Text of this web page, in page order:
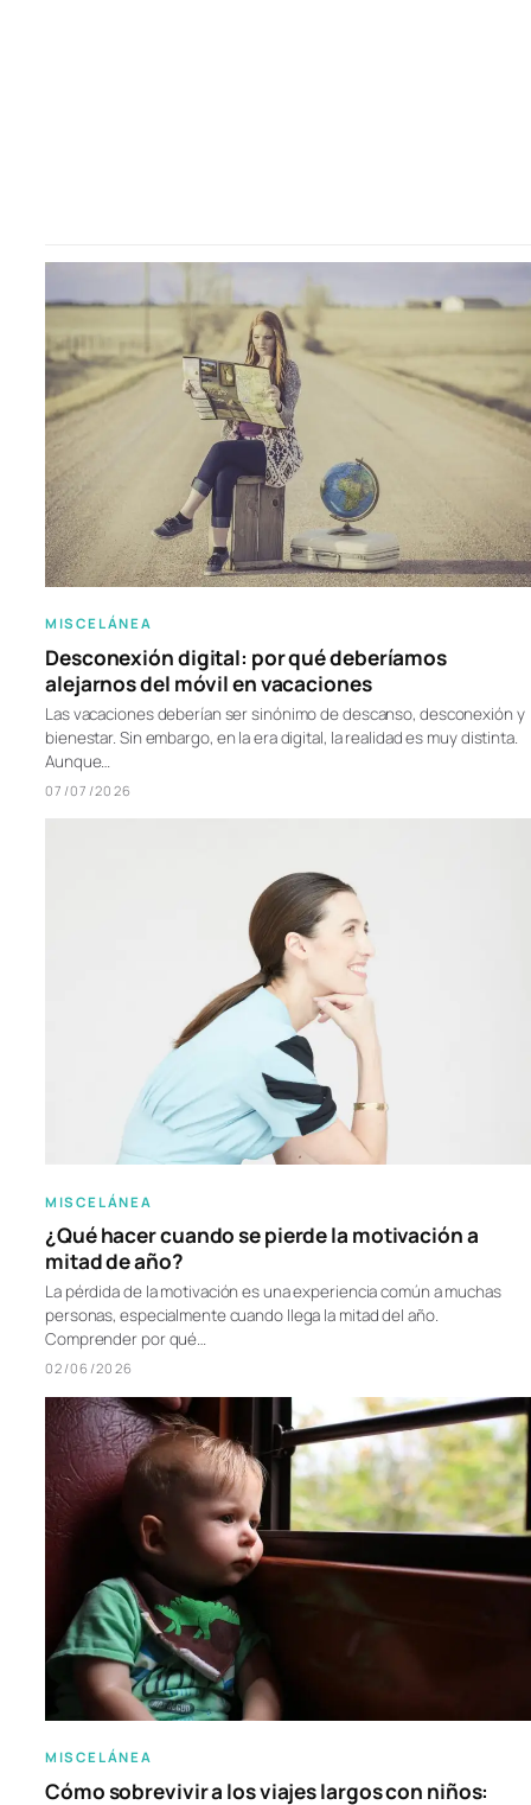
MISCELÁNEA
Desconexión digital: por qué deberíamos
alejarnos del móvil en vacaciones
Las vacaciones deberían ser sinónimo de descanso, desconexión y
bienestar. Sin embargo, en la era digital, la realidad es muy distinta.
Aunque…
07/07/2026
MISCELÁNEA
¿Qué hacer cuando se pierde la motivación a
mitad de año?
La pérdida de la motivación es una experiencia común a muchas
personas, especialmente cuando llega la mitad del año.
Comprender por qué…
02/06/2026
MISCELÁNEA
Cómo sobrevivir a los viajes largos con niños: